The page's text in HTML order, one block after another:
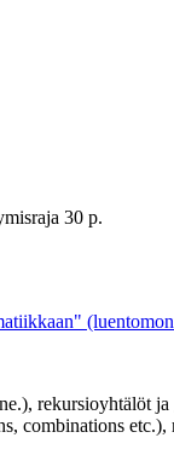
30 p.
rekursioyhtälöt
combinations